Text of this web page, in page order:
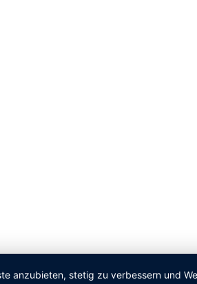
anzubieten, stetig zu verbessern und